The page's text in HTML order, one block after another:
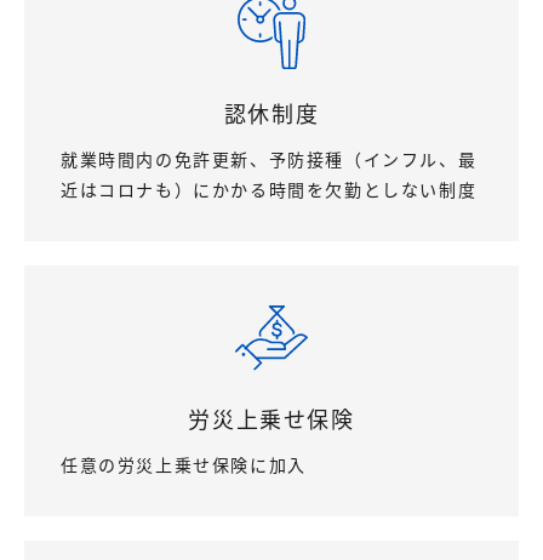
認休制度
就業時間内の免許更新、予防接種（インフル、最
近はコロナも）にかかる時間を欠勤としない制度
労災上乗せ保険
任意の労災上乗せ保険に加入